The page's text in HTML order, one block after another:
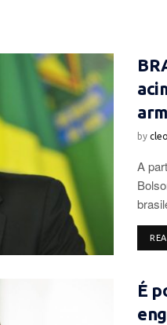
by
A
É